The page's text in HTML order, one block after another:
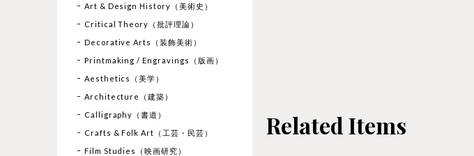
Related Items
Art & Design History（美術史）
Critical Theory（批評理論）
Decorative Arts（装飾美術）
Printmaking / Engravings（版画）
Aesthetics（美学）
Architecture（建築）
Calligraphy（書道）
Crafts & Folk Art（工芸・民芸）
Film Studies（映画研究）